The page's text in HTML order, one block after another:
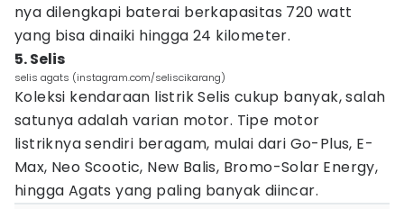
nya dilengkapi baterai berkapasitas 720 watt
yang bisa dinaiki hingga 24 kilometer.
5. Selis
selis agats (instagram.com/seliscikarang)
Koleksi kendaraan listrik Selis cukup banyak, salah
satunya adalah varian motor. Tipe motor
listriknya sendiri beragam, mulai dari Go-Plus, E-
Max, Neo Scootic, New Balis, Bromo-Solar Energy,
hingga Agats yang paling banyak diincar.